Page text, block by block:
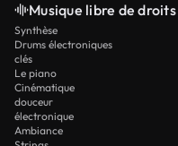
Musique libre de droits
Synthèse
Drums électroniques
clés
Le piano
Cinématique
douceur
électronique
Ambiance